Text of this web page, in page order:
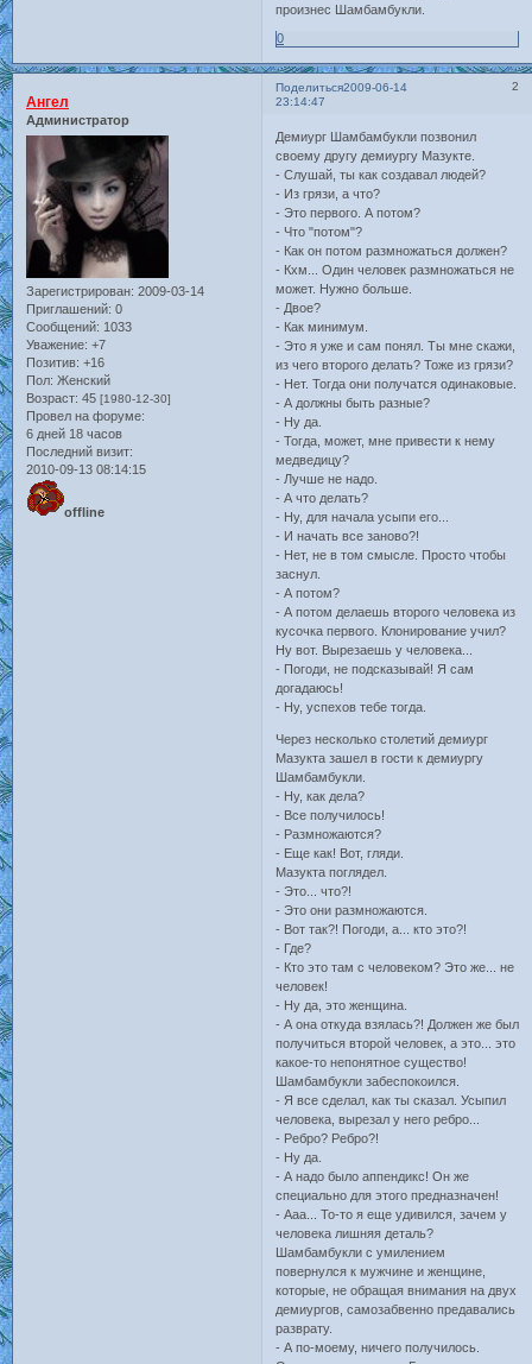
произнес Шамбамбукли.
0
Поделиться 2
2009-06-14
23:14:47
Ангел
Администратор
Зарегистрирован: 2009-03-14
Приглашений: 0
Сообщений: 1033
Уважение: +7
Позитив: +16
Пол: Женский
Возраст: 45 [1980-12-30]
Провел на форуме:
6 дней 18 часов
Последний визит:
2010-09-13 08:14:15
offline
Демиург Шамбамбукли позвонил
своему другу демиургу Мазукте.
- Слушай, ты как создавал людей?
- Из грязи, а что?
- Это первого. А потом?
- Что "потом"?
- Как он потом размножаться должен?
- Кхм... Один человек размножаться не
может. Нужно больше.
- Двое?
- Как минимум.
- Это я уже и сам понял. Ты мне скажи,
из чего второго делать? Тоже из грязи?
- Нет. Тогда они получатся одинаковые.
- А должны быть разные?
- Ну да.
- Тогда, может, мне привести к нему
медведицу?
- Лучше не надо.
- А что делать?
- Ну, для начала усыпи его...
- И начать все заново?!
- Нет, не в том смысле. Просто чтобы
заснул.
- А потом?
- А потом делаешь второго человека из
кусочка первого. Клонирование учил?
Ну вот. Вырезаешь у человека...
- Погоди, не подсказывай! Я сам
догадаюсь!
- Ну, успехов тебе тогда.
Через несколько столетий демиург
Мазукта зашел в гости к демиургу
Шамбамбукли.
- Ну, как дела?
- Все получилось!
- Размножаются?
- Еще как! Вот, гляди.
Мазукта поглядел.
- Это... что?!
- Это они размножаются.
- Вот так?! Погоди, а... кто это?!
- Где?
- Кто это там с человеком? Это же... не
человек!
- Ну да, это женщина.
- А она откуда взялась?! Должен же был
получиться второй человек, а это... это
какое-то непонятное существо!
Шамбамбукли забеспокоился.
- Я все сделал, как ты сказал. Усыпил
человека, вырезал у него ребро...
- Ребро? Ребро?!
- Ну да.
- А надо было аппендикс! Он же
специально для этого предназначен!
- Ааа... То-то я еще удивился, зачем у
человека лишняя деталь?
Шамбамбукли с умилением
повернулся к мужчине и женщине,
которые, не обращая внимания на двух
демиургов, самозабвенно предавались
разврату.
- А по-моему, ничего получилось.